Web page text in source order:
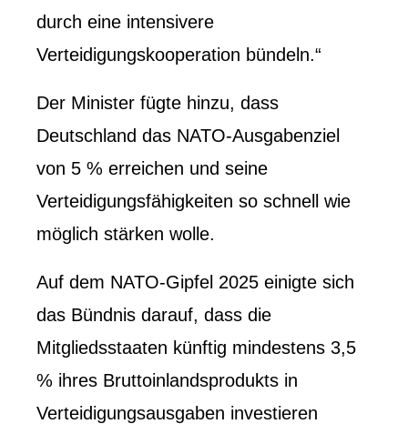
durch eine intensivere
Verteidigungskooperation bündeln.“
Der Minister fügte hinzu, dass
Deutschland das NATO-Ausgabenziel
von 5 % erreichen und seine
Verteidigungsfähigkeiten so schnell wie
möglich stärken wolle.
Auf dem NATO-Gipfel 2025 einigte sich
das Bündnis darauf, dass die
Mitgliedsstaaten künftig mindestens 3,5
% ihres Bruttoinlandsprodukts in
Verteidigungsausgaben investieren